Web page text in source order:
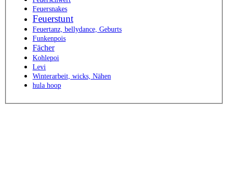
Feuersnakes
Feuerstunt
Feuertanz, bellydance, Geburts
Funkenpois
Fächer
Kohlepoi
Levi
Winterarbeit, wicks, Nähen
hula hoop